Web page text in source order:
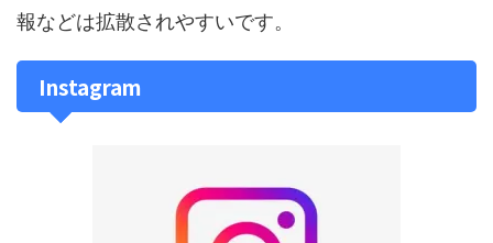
報などは拡散されやすいです。
Instagram